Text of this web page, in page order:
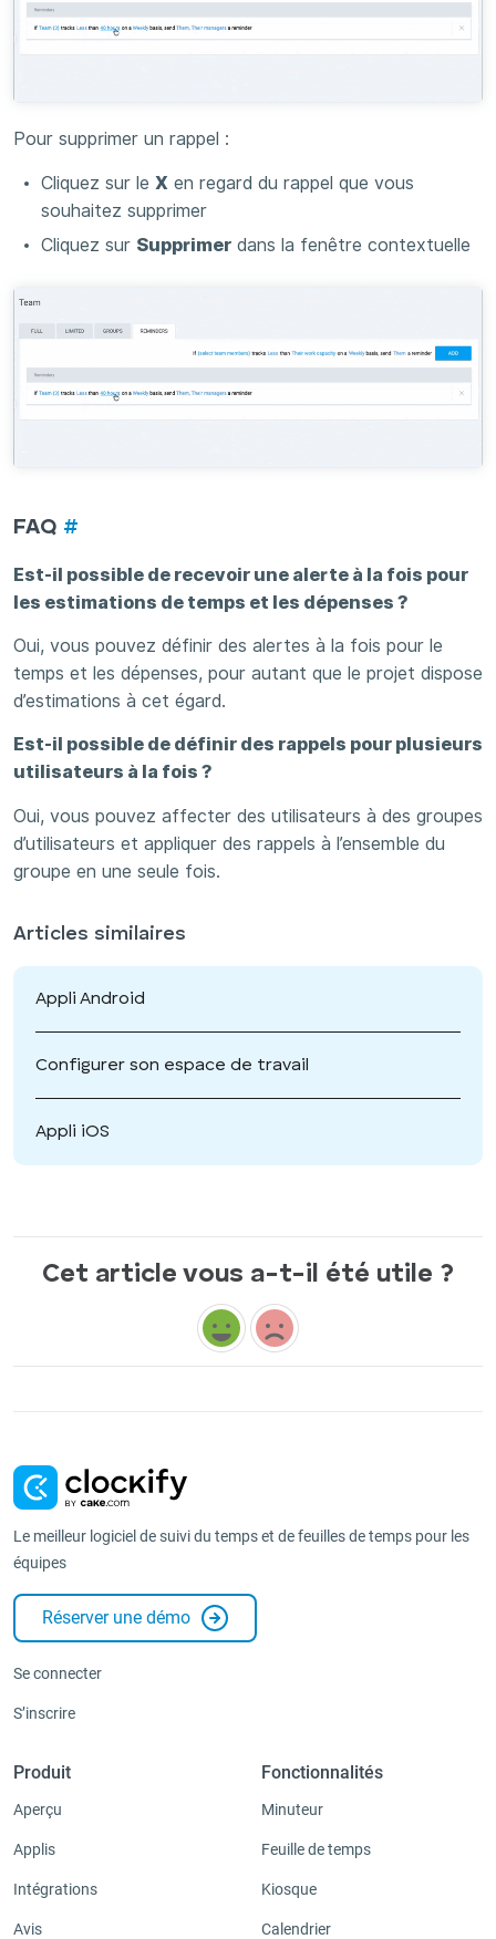
Pour supprimer un rappel :
Cliquez sur le X en regard du rappel que vous
souhaitez supprimer
Cliquez sur Supprimer dans la fenêtre contextuelle
FAQ #
Est-il possible de recevoir une alerte à la fois pour
les estimations de temps et les dépenses ?
Oui, vous pouvez définir des alertes à la fois pour le
temps et les dépenses, pour autant que le projet dispose
d’estimations à cet égard.
Est-il possible de définir des rappels pour plusieurs
utilisateurs à la fois ?
Oui, vous pouvez affecter des utilisateurs à des groupes
d’utilisateurs et appliquer des rappels à l’ensemble du
groupe en une seule fois.
Articles similaires
Appli Android
Configurer son espace de travail
Appli iOS
Cet article vous a-t-il été utile ?
Le meilleur logiciel de suivi du temps et de feuilles de temps pour les
équipes
Réserver une démo
Se connecter
S’inscrire
Produit
Aperçu
Applis
Intégrations
Avis
Fonctionnalités
Minuteur
Feuille de temps
Kiosque
Calendrier